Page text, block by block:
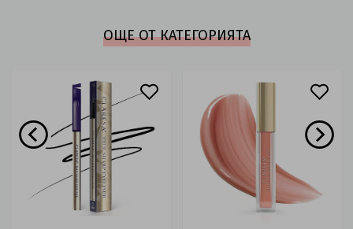
ОЩЕ ОТ КАТЕГОРИЯТА